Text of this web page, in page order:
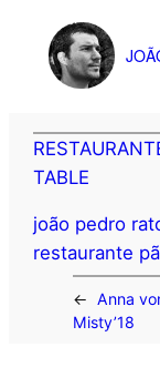
TABLE
joão pedro
restaurante
←
Anna
Misty’18